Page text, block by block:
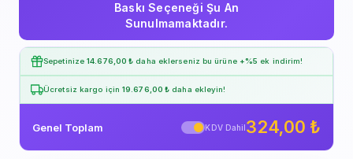
Baskı Seçeneği Şu An
Sunulmamaktadır.
Sepetinize14.676,00 ₺ daha eklerseniz bu ürüne +%5 ek indirim!
Ücretsiz kargo için 19.676,00 ₺ daha ekleyin!
Genel Toplam KDV Dahil324,00 ₺